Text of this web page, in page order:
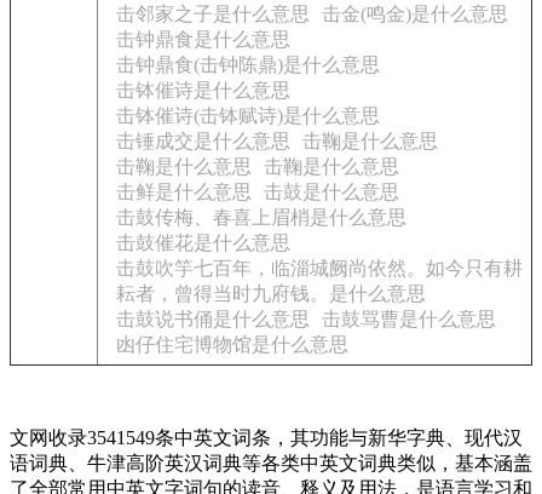
击邻家之子是什么意思
击金(鸣金)是什么意思
击钟鼎食是什么意思
击钟鼎食(击钟陈鼎)是什么意思
击钵催诗是什么意思
击钵催诗(击钵赋诗)是什么意思
击锤成交是什么意思
击鞠是什么意思
击鞠是什么意思
击鞠是什么意思
击鲜是什么意思
击鼓是什么意思
击鼓传梅、春喜上眉梢是什么意思
击鼓催花是什么意思
击鼓吹竽七百年，临淄城阙尚依然。如今只有耕
耘者，曾得当时九府钱。是什么意思
击鼓说书俑是什么意思
击鼓骂曹是什么意思
凼仔住宅博物馆是什么意思
文网收录3541549条中英文词条，其功能与新华字典、现代汉
语词典、牛津高阶英汉词典等各类中英文词典类似，基本涵盖
了全部常用中英文字词句的读音、释义及用法，是语言学习和